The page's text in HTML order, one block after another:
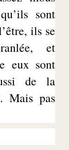
sont
ils se
et
eux sont
de la
Mais pas